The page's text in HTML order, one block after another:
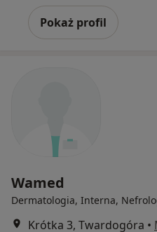
Pokaż profil
Wamed
Dermatologia, Interna,
Krótka 3, Twardogóra •